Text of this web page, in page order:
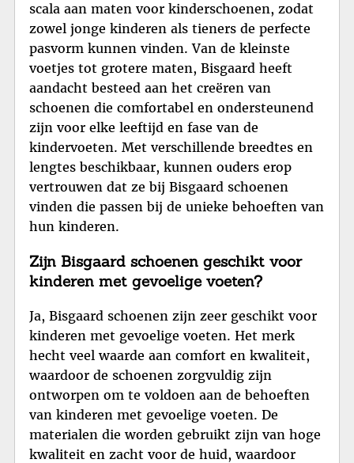
scala aan maten voor kinderschoenen, zodat
zowel jonge kinderen als tieners de perfecte
pasvorm kunnen vinden. Van de kleinste
voetjes tot grotere maten, Bisgaard heeft
aandacht besteed aan het creëren van
schoenen die comfortabel en ondersteunend
zijn voor elke leeftijd en fase van de
kindervoeten. Met verschillende breedtes en
lengtes beschikbaar, kunnen ouders erop
vertrouwen dat ze bij Bisgaard schoenen
vinden die passen bij de unieke behoeften van
hun kinderen.
Zijn Bisgaard schoenen geschikt voor
kinderen met gevoelige voeten?
Ja, Bisgaard schoenen zijn zeer geschikt voor
kinderen met gevoelige voeten. Het merk
hecht veel waarde aan comfort en kwaliteit,
waardoor de schoenen zorgvuldig zijn
ontworpen om te voldoen aan de behoeften
van kinderen met gevoelige voeten. De
materialen die worden gebruikt zijn van hoge
kwaliteit en zacht voor de huid, waardoor